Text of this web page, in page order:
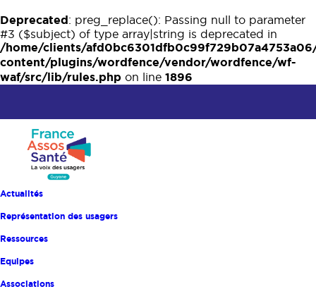
Deprecated: preg_replace(): Passing null to parameter
#3 ($subject) of type array|string is deprecated in
/home/clients/
content/plugins/wordfence/vendor/wordfence/wf-
waf/src/lib/rules.php on line 1896
Actualités
Représentation des usagers
Ressources
Equipes
Associations